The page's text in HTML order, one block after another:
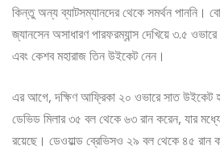
কিন্তু অন্য ব্যাটসম্যানদের থেকে সমর্থন পাননি।
জ্যানসেন অসাধারণ পারফরম্যান্স দেখিয়ে ৩.৫
এবং কেশব মহারাজ তিন উইকেট নেন।
এর আগে, দক্ষিণ আফ্রিকা ২০ ওভারে সাত উইকেট
ডেভিড মিলার ৩৫ বল থেকে ৬৩ রান করেন, যার
রয়েছে। ডেওয়াল্ড ব্রেভিসও ২৯ বল থেকে ৪৫